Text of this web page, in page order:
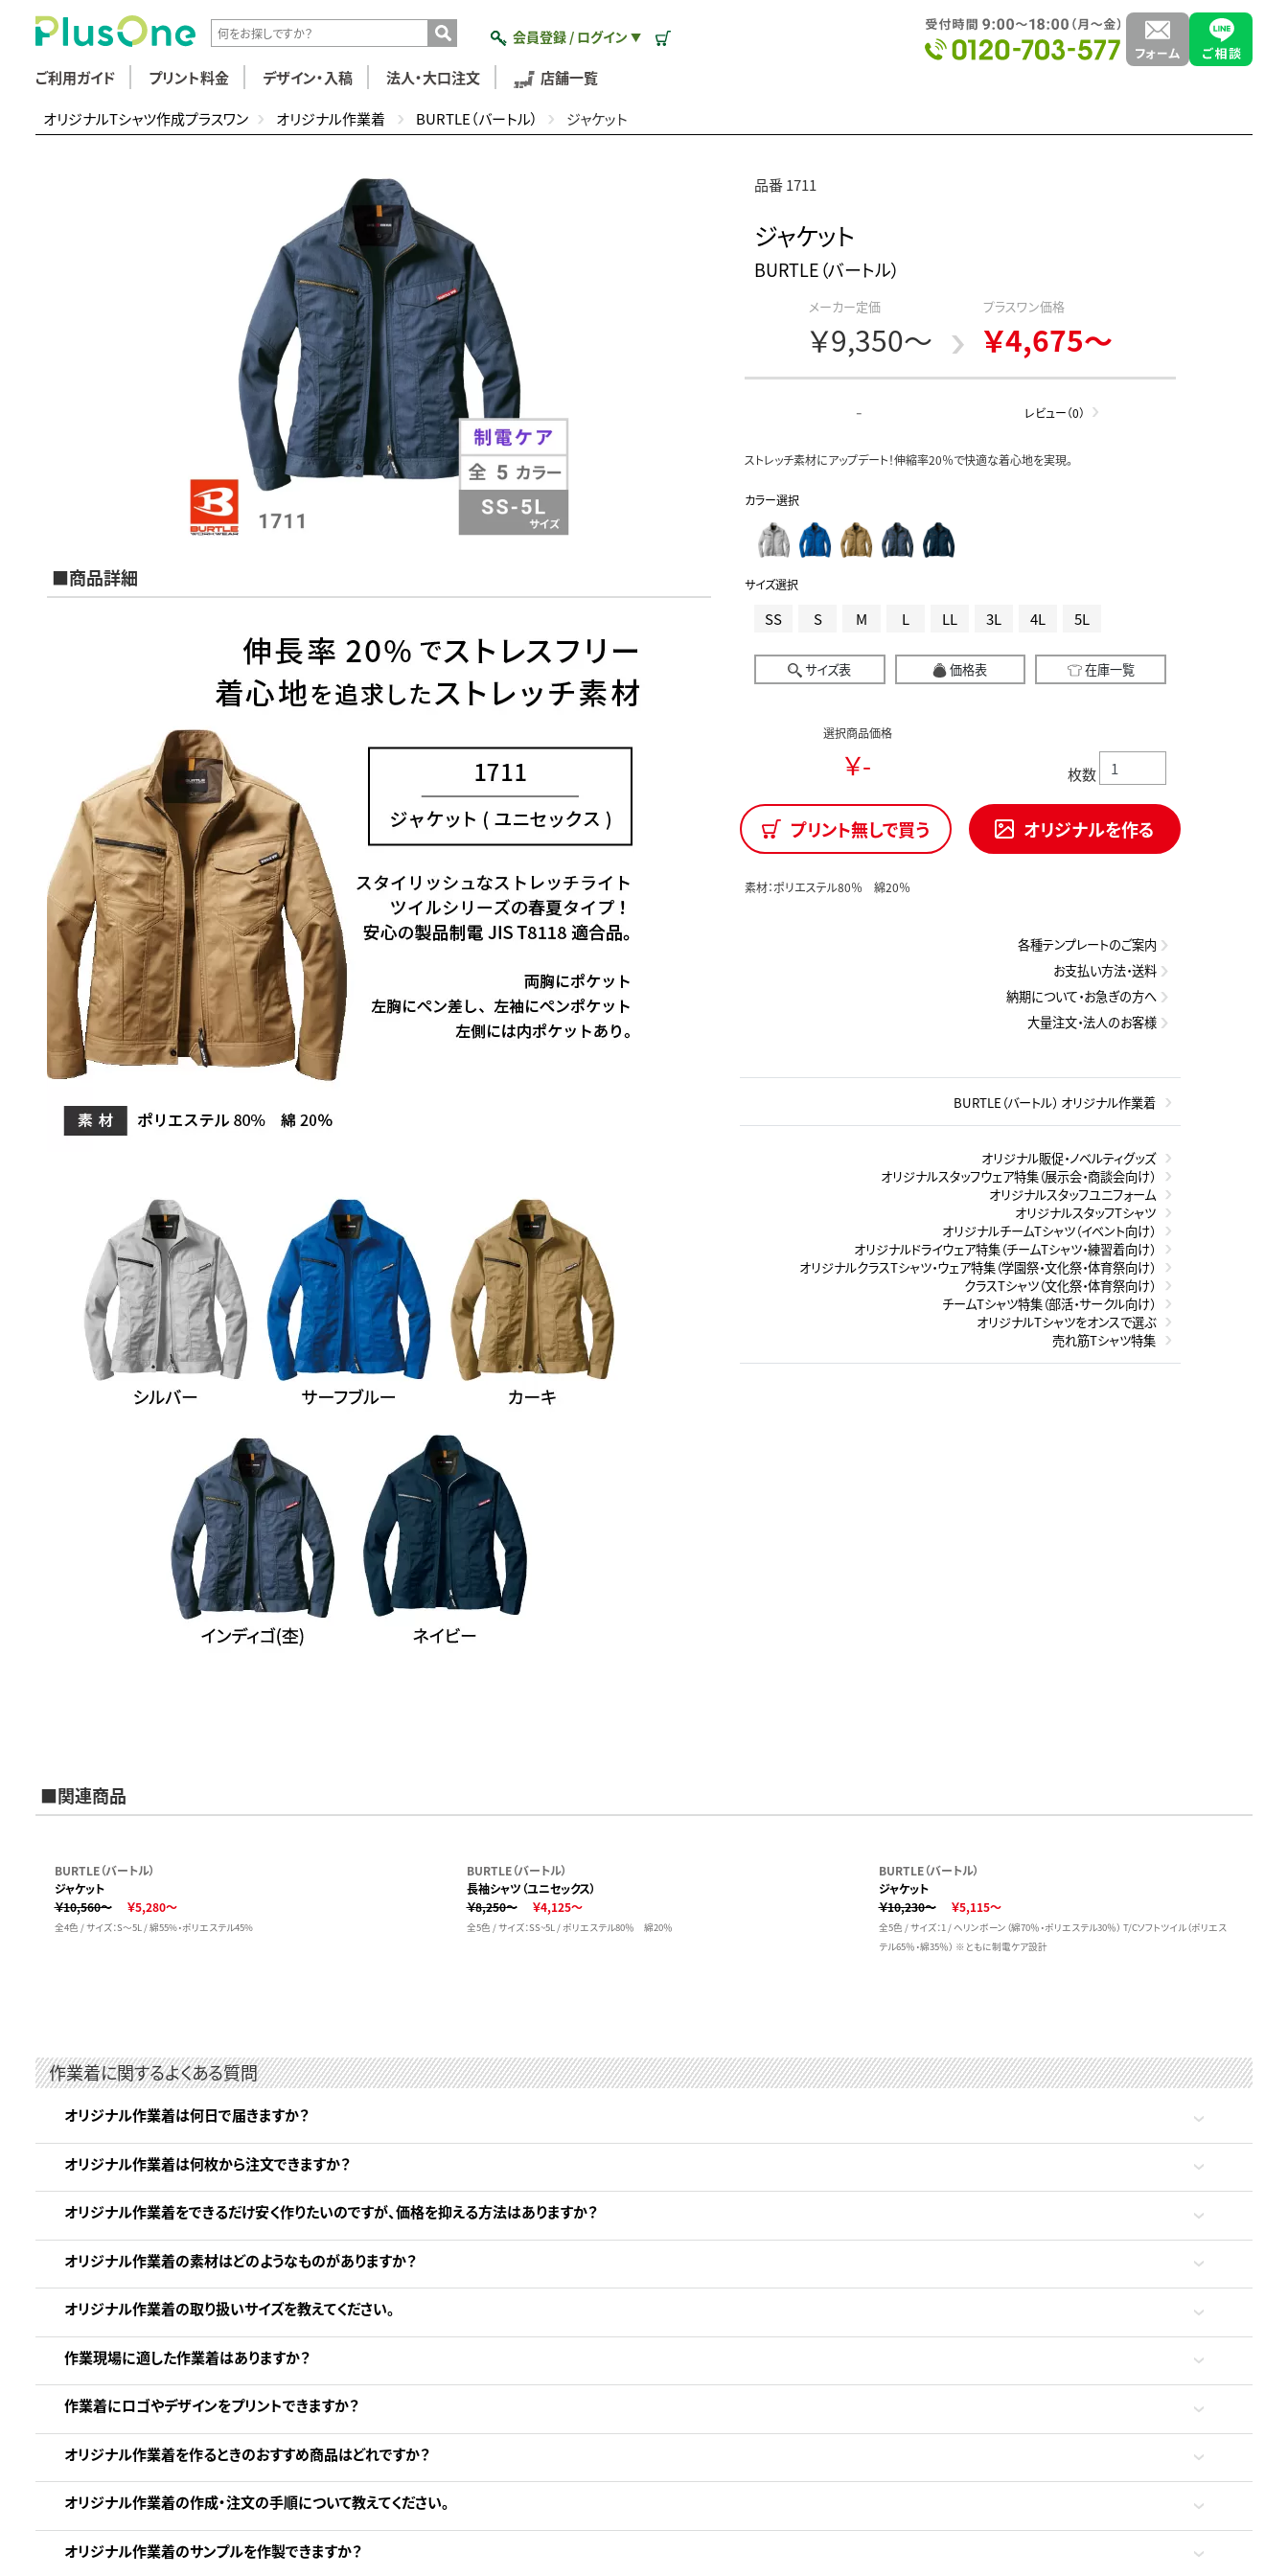
会員登録 / ログイン ▼
ご利用ガイド プリント料金 デザイン・入稿 法人・大口注文 店舗一覧
オリジナルTシャツ作成プラスワン オリジナル作業着 BURTLE（バートル） ジャケット
■商品詳細
品番 1711
ジャケット
BURTLE（バートル）
メーカー定価
￥9,350～
プラスワン価格
￥4,675～
- レビュー（0）
ストレッチ素材にアップデート！伸縮率20％で快適な着心地を実現。
カラー選択
サイズ選択
SS S M L LL 3L 4L 5L
サイズ表 価格表 在庫一覧
選択商品価格
￥- 枚数
プリント無しで買う オリジナルを作る
素材：ポリエステル80％ 綿20％
各種テンプレートのご案内
お支払い方法・送料
納期について・お急ぎの方へ
大量注文・法人のお客様
BURTLE（バートル） オリジナル作業着
オリジナル販促・ノベルティグッズ
オリジナルスタッフウェア特集（展示会・商談会向け）
オリジナルスタッフユニフォーム
オリジナルスタッフTシャツ
オリジナルチームTシャツ（イベント向け）
オリジナルドライウェア特集（チームTシャツ・練習着向け）
オリジナルクラスTシャツ・ウェア特集（学園祭・文化祭・体育祭向け）
クラスTシャツ（文化祭・体育祭向け）
チームTシャツ特集（部活・サークル向け）
オリジナルTシャツをオンスで選ぶ
売れ筋Tシャツ特集
■関連商品
BURTLE（バートル）
ジャケット
￥10,560～
￥5,280～
全4色 / サイズ：S～5L / 綿55%・ポリエステル45%
BURTLE（バートル）
長袖シャツ（ユニセックス）
￥8,250～
￥4,125～
全5色 / サイズ：SS~5L / ポリエステル80％ 綿20％
BURTLE（バートル）
ジャケット
￥10,230～
￥5,115～
全5色 / サイズ：1 / ヘリンボーン（綿70％・ポリエステル30％） T/Cソフトツイル（ポリエス
テル65％・綿35％） ※ともに制電ケア設計
作業着に関するよくある質問
オリジナル作業着は何日で届きますか？
オリジナル作業着は何枚から注文できますか？
オリジナル作業着をできるだけ安く作りたいのですが、価格を抑える方法はありますか？
オリジナル作業着の素材はどのようなものがありますか？
オリジナル作業着の取り扱いサイズを教えてください。
作業現場に適した作業着はありますか？
作業着にロゴやデザインをプリントできますか？
オリジナル作業着を作るときのおすすめ商品はどれですか？
オリジナル作業着の作成・注文の手順について教えてください。
オリジナル作業着のサンプルを作製できますか？